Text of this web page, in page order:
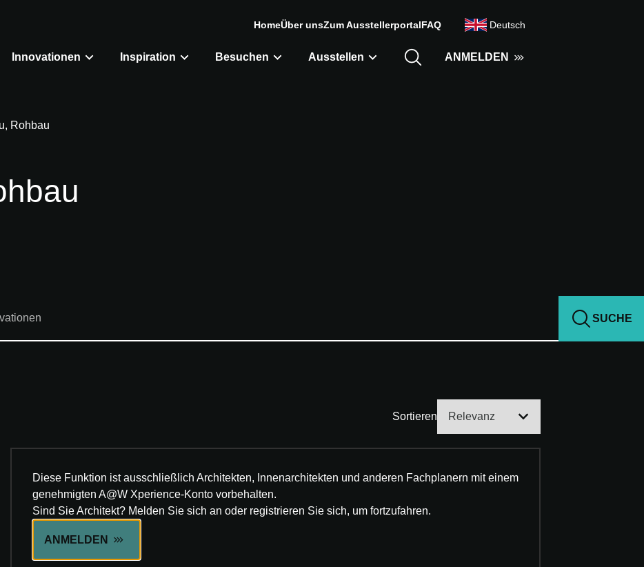
Innovationen Inspiration Besuchen Ausstellen ANMELDEN
HomeÜber unsZum AusstellerportalFAQ Deutsch
Rohbau
SUCHE
Sortieren
Diese Funktion ist ausschließlich Architekten, Innenarchitekten und anderen Fachplanern mit einem
genehmigten A@W Xperience-Konto vorbehalten.
Sind Sie Architekt? Melden Sie sich an oder registrieren Sie sich, um fortzufahren.
ANMELDEN